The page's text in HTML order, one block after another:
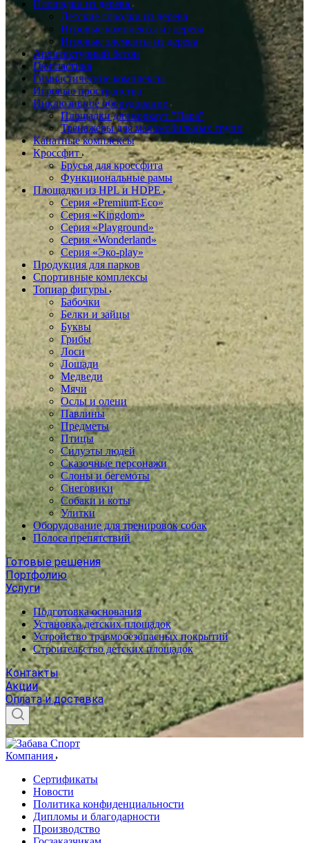
Площадки из дерева
Детские городки из дерева
Игровые комплексы из дерева
Игровые элементы из дерева
Архитектурный бетон
Геопластика
Гимнастические комплексы
Игровые пространства
Инклюзивное оборудование
Площадки для воркаут "Пара"
Тренажеры для маломобильных групп
Канатные комплексы
Кроссфит
Брусья для кроссфита
Функциональные рамы
Площадки из HPL и HDPE
Серия «Premium-Eco»
Серия «Kingdom»
Серия «Playground»
Серия «Wonderland»
Серия «Эко-play»
Продукция для парков
Спортивные комплексы
Топиар фигуры
Бабочки
Белки и зайцы
Буквы
Грибы
Лоси
Лошади
Медведи
Мячи
Ослы и олени
Павлины
Предметы
Птицы
Силуэты людей
Сказочные персонажи
Слоны и бегемоты
Снеговики
Собаки и коты
Улитки
Оборудование для тренировок собак
Полоса препятствий
Готовые решения
Портфолию
Услуги
Подготовка основания
Установка детских площадок
Устройство травмобезопасных покрытий
Строительство детских площадок
Контакты
Акции
Оплата и доставка
Компания
Сертификаты
Новости
Политика конфиденциальности
Дипломы и благодарности
Производство